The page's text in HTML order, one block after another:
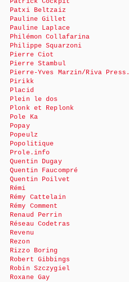
Patxi Beltzaiz
Pauline Gillet
Pauline Laplace
Philémon Collafarina
Philippe Squarzoni
Pierre Ciot
Pierre Stambul
Pierre-Yves Marzin/Riva Press.
Pirikk
Placid
Plein le dos
Plonk et Replonk
Pole Ka
Popay
Popeulz
Popolitique
Prole.info
Quentin Dugay
Quentin Faucompré
Quentin Poilvet
Rémi
Rémy Cattelain
Rémy Comment
Renaud Perrin
Réseau Codetras
Revenu
Rezon
Rizzo Boring
Robert Gibbings
Robin Szczygiel
Roxane Gay